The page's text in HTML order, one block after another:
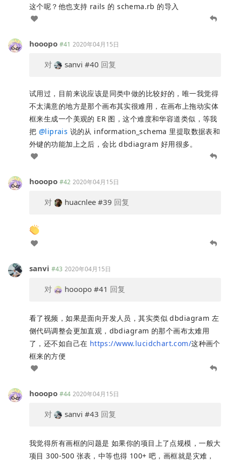
这个呢？他也支持 rails 的 schema.rb 的导入
hooopo #41 2020年04月15日
对 sanvi #40 回复
试用过，目前来说应该是同类中做的比较好的，唯一我觉得
不太满意的地方是那个画布其实很难用，在画布上拖动实体
框来生成一个美观的 ER 图，这个难度和华容道类似，等我
把 @liprais 说的从 information_schema 里提取数据表和
外键的功能加上之后，会比 dbdiagram 好用很多。
hooopo #42 2020年04月15日
对 huacnlee #39 回复
sanvi #43 2020年04月15日
对 hooopo #41 回复
看了视频，如果是面向开发人员，其实类似 dbdiagram 左
侧代码调整会更加直观，dbdiagram 的那个画布太难用
了，还不如自己在 https://www.lucidchart.com/这种画个
框来的方便
hooopo #44 2020年04月15日
对 sanvi #43 回复
我觉得所有画框的问题是 如果你的项目上了点规模，一般大
项目 300-500 张表，中等也得 100+ 吧，画框就是灾难，